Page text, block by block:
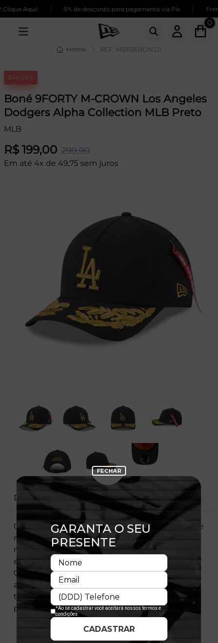
Aqui! 5% de desconto para pagamento via Pix
0
Home REF: MBP26BON121
34% OFF
Boné 9FORTY M-CROWN Los Angeles
Dodgers Alpha Collection MLB Preto
MLB
R$ 199,00 299,90
Em até 4x de 49,75 sem juros
DESCRIÇÃO
O 9FORTY M-Crown possui uma aba mais curta e
menos curva, proporcionando um visual mais
moderno. Combina a durabilidade de um boné
estruturado com um design moderno e versátil.
Conta com a tecnologia adjustable, que permite
ajuste personalizado e garante conforto durante
todo o uso. Um clássico que une estilo e
praticidade em qualquer ocasião.